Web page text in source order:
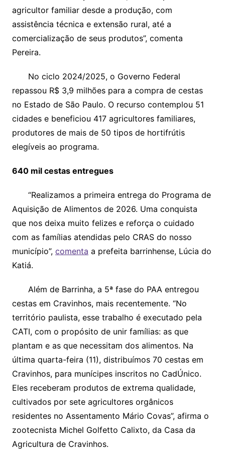
agricultor familiar desde a produção, com
assistência técnica e extensão rural, até a
comercialização de seus produtos”, comenta
Pereira.
No ciclo 2024/2025, o Governo Federal
repassou R$ 3,9 milhões para a compra de cestas
no Estado de São Paulo. O recurso contemplou 51
cidades e beneficiou 417 agricultores familiares,
produtores de mais de 50 tipos de hortifrútis
elegíveis ao programa.
640 mil cestas entregues
“Realizamos a primeira entrega do Programa de
Aquisição de Alimentos de 2026. Uma conquista
que nos deixa muito felizes e reforça o cuidado
com as famílias atendidas pelo CRAS do nosso
município”, comenta a prefeita barrinhense, Lúcia do
Katiá.
Além de Barrinha, a 5ª fase do PAA entregou
cestas em Cravinhos, mais recentemente. “No
território paulista, esse trabalho é executado pela
CATI, com o propósito de unir famílias: as que
plantam e as que necessitam dos alimentos. Na
última quarta-feira (11), distribuímos 70 cestas em
Cravinhos, para munícipes inscritos no CadÚnico.
Eles receberam produtos de extrema qualidade,
cultivados por sete agricultores orgânicos
residentes no Assentamento Mário Covas”, afirma o
zootecnista Michel Golfetto Calixto, da Casa da
Agricultura de Cravinhos.